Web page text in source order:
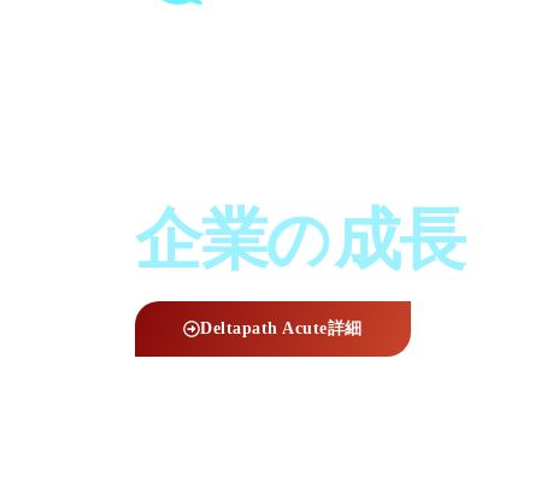
企業の成長を
Deltapath Acute詳細